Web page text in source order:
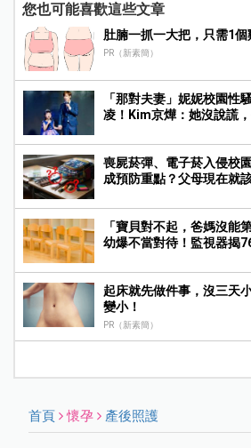
您也可能喜歡這些文章
肚腩一抓一大把，只需1
PR（新素簡）
「那對夫妻」妮妮校園性
凌！Kim京燁：她沒說謊
喪屍菸彈、電子菸入侵校
成預防重點？父母現在就
「寶貝對不起，爸媽沒能
幼爆不當對待！監視器揭
起床就先做件事，沒三天
變小！
PR（新素簡）
首頁 懷孕 產後照護